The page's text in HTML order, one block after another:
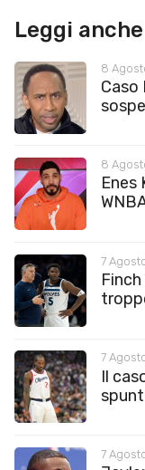
Leggi anche
8
Caso
8
Enes
7
7
Il
7